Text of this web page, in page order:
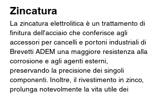
Zincatura
La zincatura elettrolitica è un trattamento di
finitura dell'acciaio che conferisce agli
accessori per cancelli e portoni industriali di
Brevetti ADEM una maggiore resistenza alla
corrosione e agli agenti esterni,
preservando la precisione dei singoli
componenti. Inoltre, il rivestimento in zinco,
prolunga notevolmente la vita utile dei